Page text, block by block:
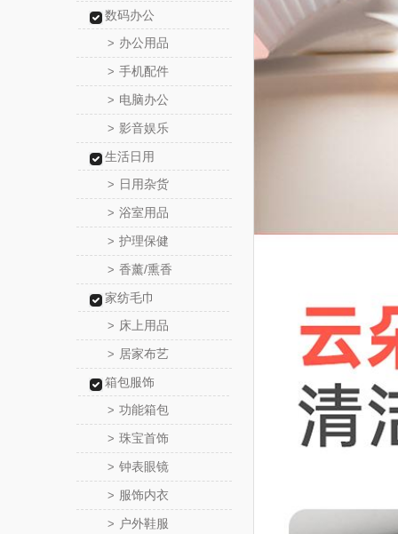
数码办公
> 办公用品
> 手机配件
> 电脑办公
> 影音娱乐
生活日用
> 日用杂货
> 浴室用品
> 护理保健
> 香薰/熏香
家纺毛巾
> 床上用品
> 居家布艺
箱包服饰
> 功能箱包
> 珠宝首饰
> 钟表眼镜
> 服饰内衣
> 户外鞋服